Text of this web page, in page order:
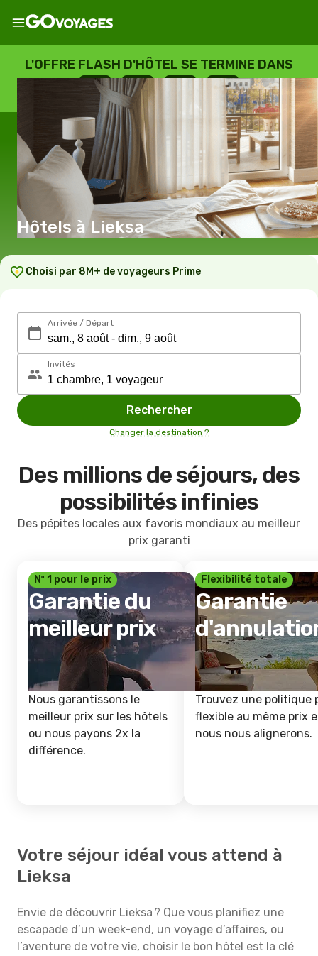
L'OFFRE FLASH D'HÔTEL SE TERMINE DANS
--
JOURS
: --
HEURES
: --
SECONDES
Hôtels à Lieksa
Choisi par 8M+ de voyageurs Prime
Arrivée / Départ
Invités
Rechercher
Changer la destination ?
Des millions de séjours, des
possibilités infinies
Des pépites locales aux favoris mondiaux au meilleur
prix garanti
Nº 1 pour le prix
Garantie du
meilleur prix
Nous garantissons le
meilleur prix sur les hôtels
ou nous payons 2x la
différence.
Flexibilité totale
Garantie
Trouvez une politique
flexible au même prix
nous nous alignerons.
Votre séjour idéal vous attend à
Lieksa
Envie de découvrir Lieksa ? Que vous planifiez une
escapade d’un week-end, un voyage d’affaires, ou
l’aventure de votre vie, choisir le bon hôtel est la clé